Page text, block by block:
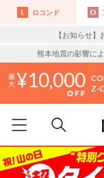
ロコンド
【お知らせ
熊本地震の影響に
10,000
Z-